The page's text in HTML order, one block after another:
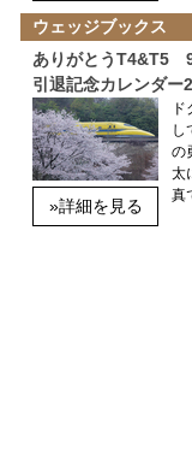
ウェッジブックス
ありがとうT4&T5
引退記念カレンダ
»詳細を見る
し
の
太
真